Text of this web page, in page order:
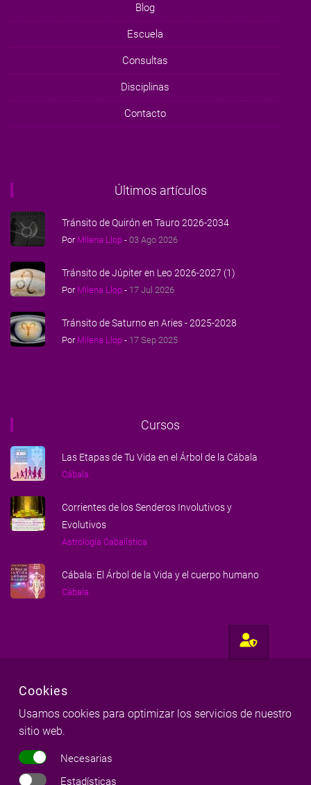
Blog
Escuela
Consultas
Disciplinas
Contacto
Últimos artículos
Tránsito de Quirón en Tauro 2026-2034
Por Milena Llop - 03 Ago 2026
Tránsito de Júpiter en Leo 2026-2027 (1)
Por Milena Llop - 17 Jul 2026
Tránsito de Saturno en Aries - 2025-2028
Por Milena Llop - 17 Sep 2025
Cursos
Las Etapas de Tu Vida en el Árbol de la Cábala
Cábala
Corrientes de los Senderos Involutivos y
Evolutivos
Astrología Cabalística
Cábala: El Árbol de la Vida y el cuerpo humano
Cábala
Hecho con amor para gente amorosa
Milena Llop & Red Milenaria
Copyright©2026
Cookies
Usamos cookies para optimizar los servicios de nuestro
sitio web.
Necesarias
Estadísticas